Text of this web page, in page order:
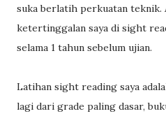
suka berlatih perkuatan teknik.
ketertinggalan saya di sight
selama 1 tahun sebelum ujian.
Latihan sight reading saya
lagi dari grade paling dasar,